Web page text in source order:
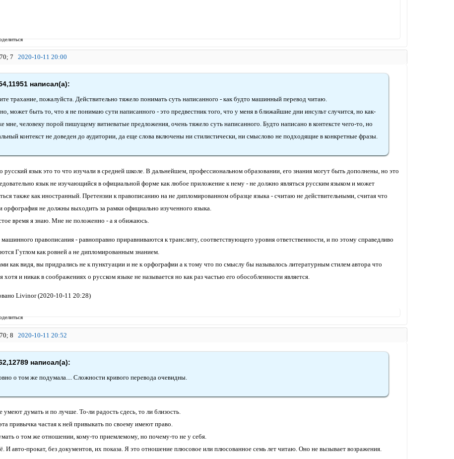
7 2020-10-11 20:00
написал(а):
тpахание, пожалуйста. Действительно тяжело понимать суть написанного - как будто машинный перевод читаю.
может быть то, что я не понимаю сути написанного - это предвестник того, что у меня в ближайшие дни инсульт случится, но как-
мне, человеку порой пишущему витиеватые предложения, очень тяжело суть написанного. Будто написано в контексте чего-то, но
контекст не доведен до аудитории, да еще слова включены ни стилистически, ни смыслово не подходящие в конкретные фразы.
русский язык это то что изучали в средней школе. В дальнейшем, профессиональном образовании, его знания могут быть дополнены, но это
язык не изучающийся в официальной форме как любое приложение к нему - не должно являться русским языком и может
также как иностранный. Претензии к правописанию на не дипломированном образце языка - считаю не действительными, считая что
орфография не должны выходить за рамки официально изученного языка.
время я знаю. Мне не положенно - а я обижаюсь.
правописания - равноправно приравниваются к транслиту, соответствующего уровня ответственности, и по этому справедливо
Гуглом как ровней а не дипломированным знанием.
как видя, вы придрались не к пунктуации и не к орфографии а к тому что по смыслу бы называлось литературным стилем автора что
хотя и никак в соображениях о русском языке не называется но как раз частью его обособленности является.
Livinor (2020-10-11 20:28)
8 2020-10-11 20:52
написал(а):
о том же подумала.... Сложности кривого перевода очевидны.
умеют думать и по лучше. То-ли радость сдесь, то ли близость.
привычка частая к ней привыкать по своему имеют право.
о том же отношении, кому-то приемлемому, но почему-то не у себя.
И авто-прокат, без документов, их показа. Я это отношение плюсовое или плюсованное семь лет читаю. Оно не вызывает возражения.